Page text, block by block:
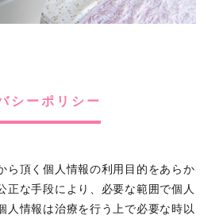
シーポリシー
ら頂く個人情報の利用目的をあらか
正な手段により、必要な範囲で個人
人情報は治療を行う上で必要な時以